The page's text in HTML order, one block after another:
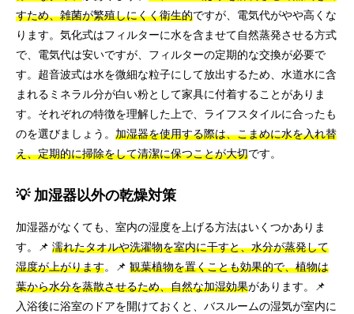
すため、雑菌が繁殖しにくく衛生的ですが、電気代がやや高くな
ります。気化式はフィルターに水を含ませて自然蒸発させる方式
で、電気代は安いですが、フィルターの定期的な交換が必要で
す。超音波式は水を微細な粒子にして放出するため、水道水に含
まれるミネラル分が白い粉として家具に付着することがありま
す。それぞれの特徴を理解した上で、ライフスタイルに合ったも
のを選びましょう。 加湿器を使用する際は、こまめに水を入れ替
え、定期的に掃除をして清潔に保つことが大切です。
💡 加湿器以外の乾燥対策
加湿器がなくても、室内の湿度を上げる方法はいくつかありま
す。📌 濡れたタオルや洗濯物を室内に干すと、水分が蒸発して
湿度が上がります。📌 観葉植物を置くことも効果的で、植物は
葉から水分を蒸散させるため、自然な加湿効果があります。📌
入浴後に浴室のドアを開けておくと、バスルームの湿気が室内に